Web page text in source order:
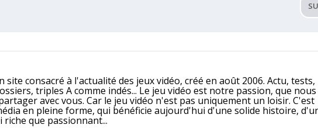
site consacré à l'actualité des jeux vidéo, créé en août 2006. Actu, tests,
triples A comme indés... Le jeu vidéo est notre passion, que
avec vous. Car le jeu vidéo n'est pas uniquement un loisir. C'est
en pleine forme, qui bénéficie aujourd'hui d'une solide histoire,
riche que passionnant...